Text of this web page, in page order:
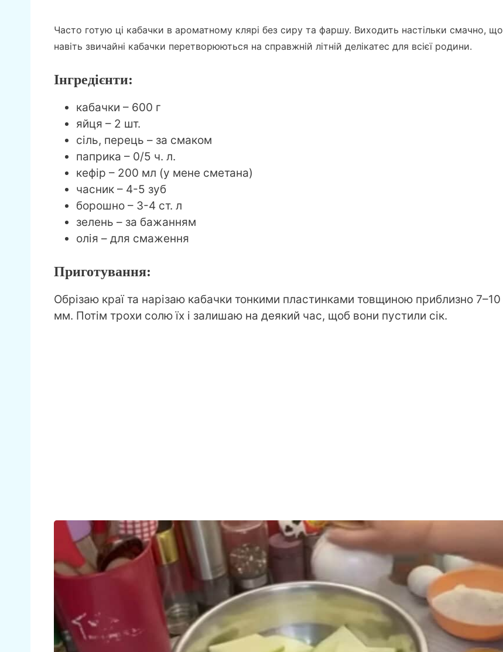
Часто готую ці кабачки в ароматному клярі без сиру та фаршу. Виходить настільки смачно, що
навіть звичайні кабачки перетворюються на справжній літній делікатес для всієї родини.
Інгредієнти:
кабачки – 600 г
яйця – 2 шт.
сіль, перець – за смаком
паприка – 0/5 ч. л.
кефір – 200 мл (у мене сметана)
часник – 4-5 зуб
борошно – 3-4 ст. л
зелень – за бажанням
олія – для смаження
Приготування:
Обрізаю краї та нарізаю кабачки тонкими пластинками товщиною приблизно 7–10
мм. Потім трохи солю їх і залишаю на деякий час, щоб вони пустили сік.